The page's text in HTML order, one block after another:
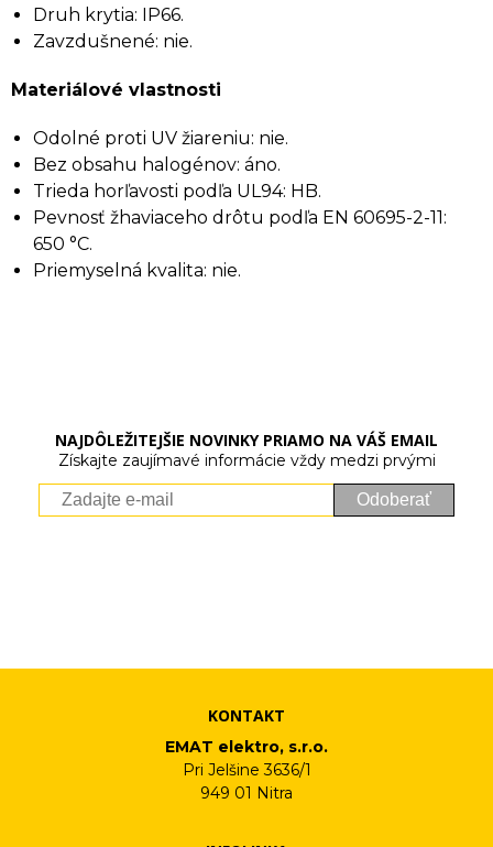
Druh krytia: IP66.
Zavzdušnené: nie.
Materiálové vlastnosti
Odolné proti UV žiareniu: nie.
Bez obsahu halogénov: áno.
Trieda horľavosti podľa UL94: HB.
Pevnosť žhaviaceho drôtu podľa EN 60695-2-11:
650 °C.
Priemyselná kvalita: nie.
NAJDÔLEŽITEJŠIE NOVINKY PRIAMO NA VÁŠ EMAIL
Získajte zaujímavé informácie vždy medzi prvými
Odoberať
KONTAKT
EMAT elektro, s.r.o.
Pri Jelšine 3636/1
949 01 Nitra